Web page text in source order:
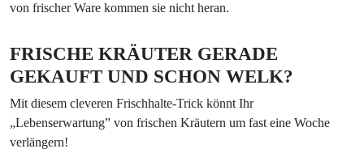
von frischer Ware kommen sie nicht heran.
FRISCHE KRÄUTER GERADE
GEKAUFT UND SCHON WELK?
Mit diesem cleveren Frischhalte-Trick könnt Ihr
„Lebenserwartung” von frischen Kräutern um fast eine Woche
verlängern!